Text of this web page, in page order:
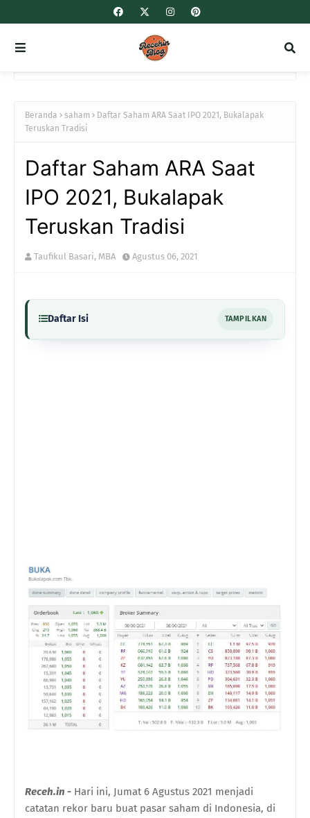
Beranda saham
Daftar Saham ARA Saat IPO 2021, Bukalapak
Teruskan Tradisi
Daftar Saham ARA Saat
IPO 2021, Bukalapak
Teruskan Tradisi
Taufikul Basari, MBA Agustus 06, 2021
Daftar Isi TAMPILKAN
Receh.in - Hari ini, Jumat 6 Agustus 2021 menjadi
catatan rekor baru buat pasar saham di Indonesia, di